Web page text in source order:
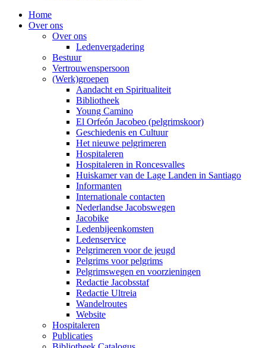
Home
Over ons
Over ons
Ledenvergadering
Bestuur
Vertrouwenspersoon
(Werk)groepen
Aandacht en Spiritualiteit
Bibliotheek
Young Camino
El Orfeón Jacobeo (pelgrimskoor)
Geschiedenis en Cultuur
Het nieuwe pelgrimeren
Hospitaleren
Hospitaleren in Roncesvalles
Huiskamer van de Lage Landen in Santiago
Informanten
Internationale contacten
Nederlandse Jacobswegen
Jacobike
Ledenbijeenkomsten
Ledenservice
Pelgrimeren voor de jeugd
Pelgrims voor pelgrims
Pelgrimswegen en voorzieningen
Redactie Jacobsstaf
Redactie Ultreia
Wandelroutes
Website
Hospitaleren
Publicaties